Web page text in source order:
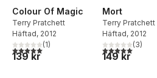
Colour Of Magic
Terry Pratchett
Häftad, 2012
5,0utav 5 stjärnor. Totalt antal röster:
(1)
139 kr
Mort
Terry Pratchett
Häftad, 2012
5,0utav 5(3)
149 kr